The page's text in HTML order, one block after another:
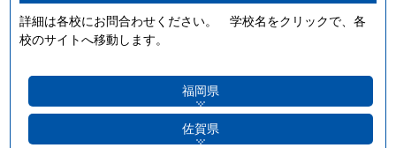
詳細は各校にお問合わせください。 学校名をクリックで、各
校のサイトへ移動します。
福岡県
佐賀県